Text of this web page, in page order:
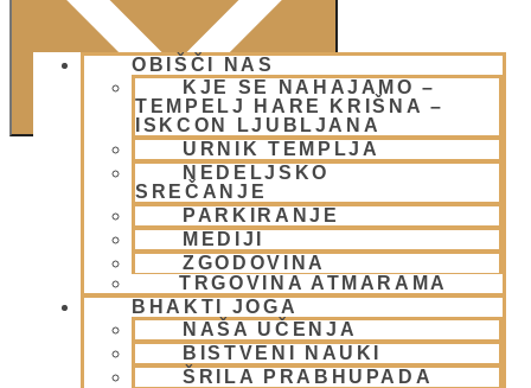
OBIŠČI NAS
KJE SE NAHAJAMO –
TEMPELJ HARE KRIŠNA –
ISKCON LJUBLJANA
URNIK TEMPLJA
NEDELJSKO
SREČANJE
PARKIRANJE
MEDIJI
ZGODOVINA
TRGOVINA ATMARAMA
BHAKTI JOGA
NAŠA UČENJA
BISTVENI NAUKI
ŠRILA PRABHUPADA